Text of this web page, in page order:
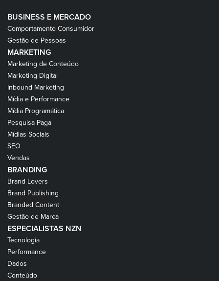
BUSINESS E MERCADO
Comportamento Consumidor
Gestão de Pessoas
MARKETING
Marketing de Conteúdo
Marketing Digital
Inbound Marketing
Mídia e Performance
Mídia Programática
Pesquisa Paga
Mídias Sociais
SEO
Vendas
BRANDING
Brand Lovers
Brand Publishing
Branded Content
Gestão de Marca
ESPECIALISTAS NZN
Tecnologia
Performance
Dados
Conteúdo